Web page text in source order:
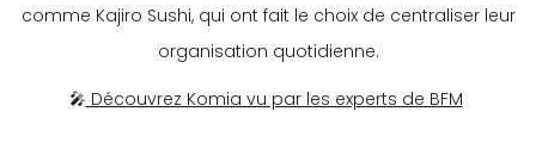
comme Kajiro Sushi, qui ont fait le choix de centraliser leur
organisation quotidienne.
🎤 Découvrez Komia vu par les experts de BFM